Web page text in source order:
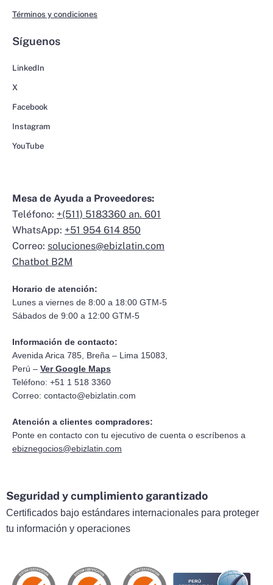
Términos y condiciones
Síguenos
LinkedIn
X
Facebook
Instagram
YouTube
Mesa de Ayuda a Proveedores:
Teléfono: +(511) 5183360 an. 601
WhatsApp: +51 954 614 850
Correo: soluciones@ebizlatin.com
Chatbot B2M
Horario de atención:
Lunes a viernes de 8:00 a 18:00 GTM-5
Sábados de 9:00 a 12:00 GTM-5
Información de contacto:
Avenida Arica 785, Breña – Lima 15083,
Perú – Ver Google Maps
Teléfono: +51 1 518 3360
Correo: contacto@ebizlatin.com
Atención a clientes compradores:
Ponte en contacto con tu ejecutivo de cuenta o escríbenos a
ebiznegocios@ebizlatin.com
Seguridad y cumplimiento garantizado
Certificados bajo estándares internacionales para proteger
tu información y operaciones